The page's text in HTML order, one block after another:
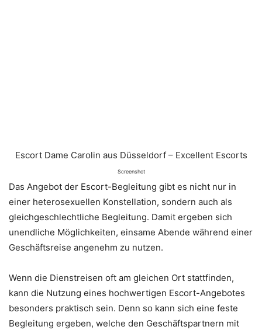
Escort Dame Carolin aus Düsseldorf – Excellent Escorts
Screenshot
Das Angebot der Escort-Begleitung gibt es nicht nur in
einer heterosexuellen Konstellation, sondern auch als
gleichgeschlechtliche Begleitung. Damit ergeben sich
unendliche Möglichkeiten, einsame Abende während einer
Geschäftsreise angenehm zu nutzen.
Wenn die Dienstreisen oft am gleichen Ort stattfinden,
kann die Nutzung eines hochwertigen Escort-Angebotes
besonders praktisch sein. Denn so kann sich eine feste
Begleitung ergeben, welche den Geschäftspartnern mit